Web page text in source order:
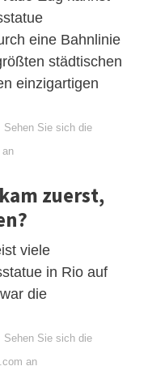
eine Bahnlinie
städtischen
einzigartigen
Sehen Sie sich die
an
zuerst,
viele
in Rio auf
die
Sehen Sie sich die
an